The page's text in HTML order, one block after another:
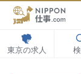
東京の求人